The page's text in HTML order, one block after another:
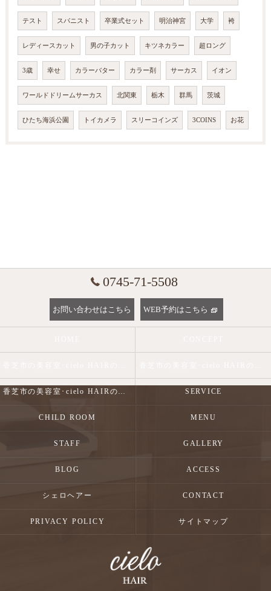
テスト スパニスト 卒業式セット 明治神宮 大学 袴
レディースカット 男の子カット キツネカラー 超ロング
3歳 幸せ カラーバター カラー剤 サーカス イオン
ワールドドリームサーカス 北関東 栃木 群馬 茨城
ひたち海浜公園 トイカメラ スリーコインズ 3COINS お花
0745-71-5508
お問い合わせはこちら WEB予約はこちら
香芝市の美容室･cielo HAIRのお客様の声 SERVICE
CHILD ROOM MENU
STAFF GALLERY
BLOG ACCESS
シェロヘアー CONTACT
PRIVACY POLICY サイトマップ